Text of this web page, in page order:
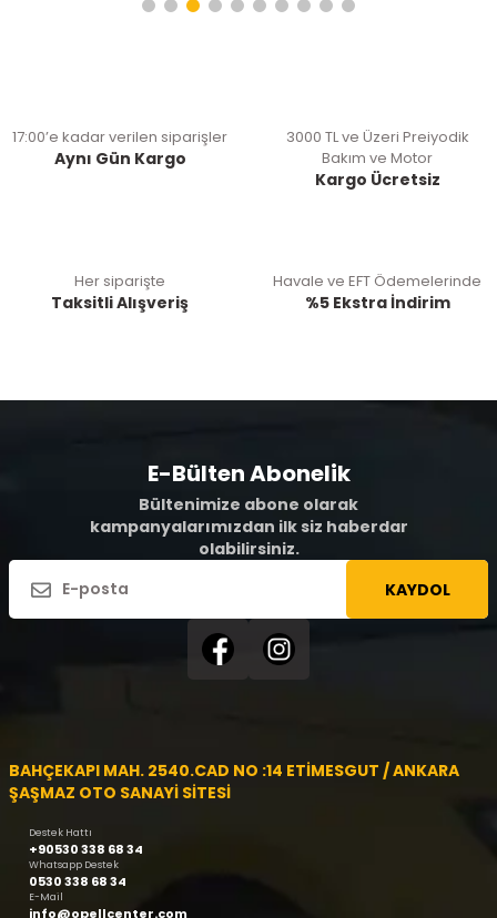
17:00’e kadar verilen siparişler
Aynı Gün Kargo
3000 TL ve Üzeri Preiyodik
Bakım ve Motor
Kargo Ücretsiz
Her siparişte
Taksitli Alışveriş
Havale ve EFT Ödemelerinde
%5 Ekstra İndirim
E-Bülten Abonelik
Bültenimize abone olarak
kampanyalarımızdan ilk siz haberdar
olabilirsiniz.
KAYDOL
BAHÇEKAPI MAH. 2540.CAD NO :14 ETİMESGUT / ANKARA
ŞAŞMAZ OTO SANAYİ SİTESİ
Destek Hattı
+90530 338 68 34
Whatsapp Destek
0530 338 68 34
E-Mail
info@opellcenter.com